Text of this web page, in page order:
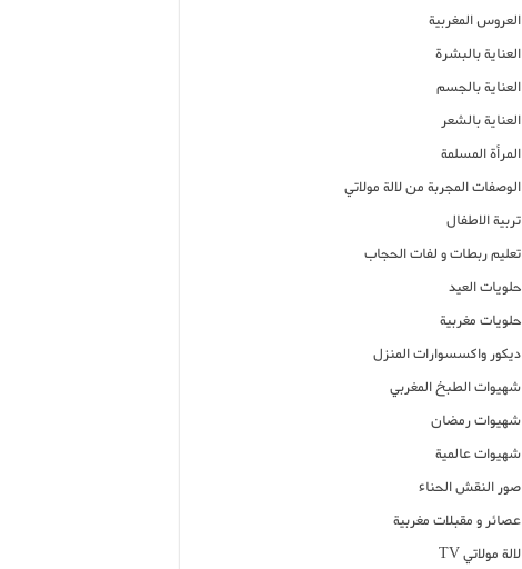
العروس المغربية
العناية بالبشرة
العناية بالجسم
العناية بالشعر
المرأة المسلمة
الوصفات المجربة من لالة مولاتي
تربية الاطفال
تعليم ربطات و لفات الحجاب
حلويات العيد
حلويات مغربية
ديكور واكسسوارات المنزل
شهيوات الطبخ المغربي
شهيوات رمضان
شهيوات عالمية
صور النقش الحناء
عصائر و مقبلات مغربية
لالة مولاتي TV